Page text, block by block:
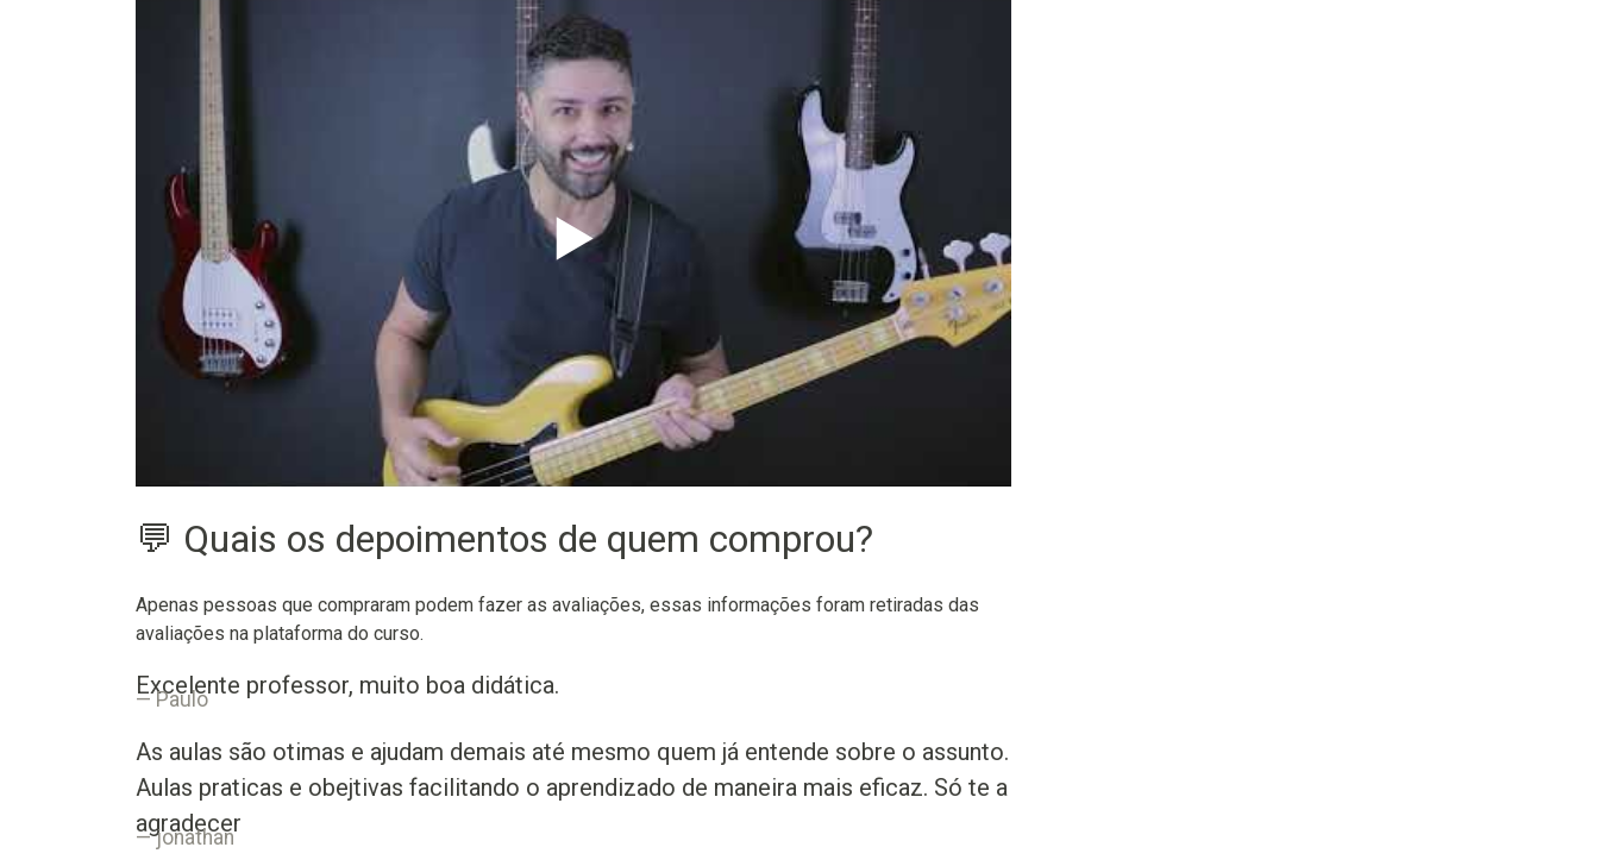
▶️
💬 Quais os depoimentos de quem comprou?
Apenas pessoas que compraram podem fazer as avaliações, essas informações foram retiradas das
avaliações na plataforma do curso.
Excelente professor, muito boa didática.
Paulo
As aulas são otimas e ajudam demais até mesmo quem já entende sobre o assunto.
Aulas praticas e obejtivas facilitando o aprendizado de maneira mais eficaz. Só te a
agradecer
jonathan